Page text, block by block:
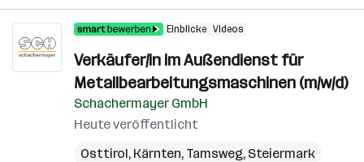
Einblicke Videos
Verkäufer/in im Außendienst für
Metallbearbeitungsmaschinen (m/w/d)
Schachermayer GmbH
Heute veröffentlicht
Osttirol, Kärnten, Tamsweg, Steiermark